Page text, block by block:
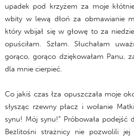
upadek pod krzyżem za moje
wbity w lewą dłoń za obmawianie
który wbijał się w głowę to za
opuściłam. Szłam. Słuchałam
gorąco, gorąco dziękowałam Panu,
dla mnie cierpieć.
Co jakiś czas łza opuszczała moje
słysząc rzewny płacz i wołanie
synu! Mój synu!” Próbowała podejść
Bezlitośni strażnicy nie pozwolili